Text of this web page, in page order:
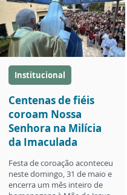
Institucional
Centenas de fiéis
coroam Nossa
Senhora na Milícia
da Imaculada
Festa de coroação aconteceu
neste domingo, 31 de maio e
encerra um mês inteiro de